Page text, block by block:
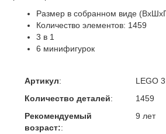
Размер в собранном виде
Количество элементов: 1459
3 в 1
6 минифигурок
Артикул:
LEGO
Количество деталей:
1459
Рекомендуемый
возраст::
9 лет